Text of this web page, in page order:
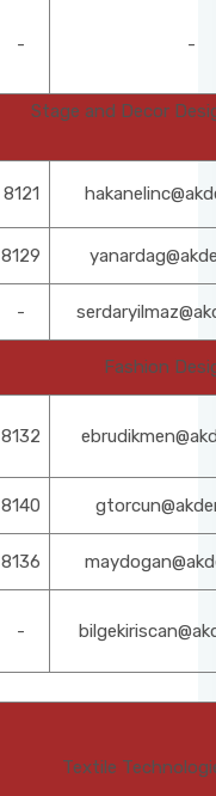
- -
Stage and Decor
8121
8129
-
Fashion
8132
8140
8136
-
Textile